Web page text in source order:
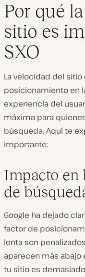
Por qué
sitio es
SXO
La velocidad del
posicionamiento en
experiencia del
máxima para
búsqueda. Aquí te
importante:
Impacto en
de
Google ha dejado
factor de
lenta son
aparecen más abajo
tu sitio es